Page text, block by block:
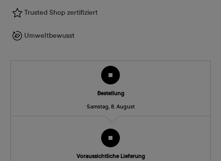
Trusted Shop zertifiziert
Umweltbewusst
Bestellung
Samstag, 8. August
Voraussichtliche Lieferung